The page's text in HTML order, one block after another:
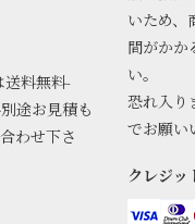
送料無料-
途お見積も
わせ下さ
いため、
間がかか
い。
恐れ入り
でお願い
クレジ